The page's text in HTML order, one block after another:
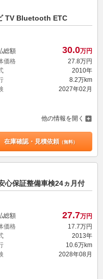
TV Bluetooth ETC
総額 30.0万円
価格
27.8万円
2010年
8.2万km
2027年02月
他の情報を開く
在庫確認・見積依頼（無料）
心保証整備車検24ヵ月付
総額 27.7万円
価格
17. 7万円
2013年
10.6万km
2028年08月